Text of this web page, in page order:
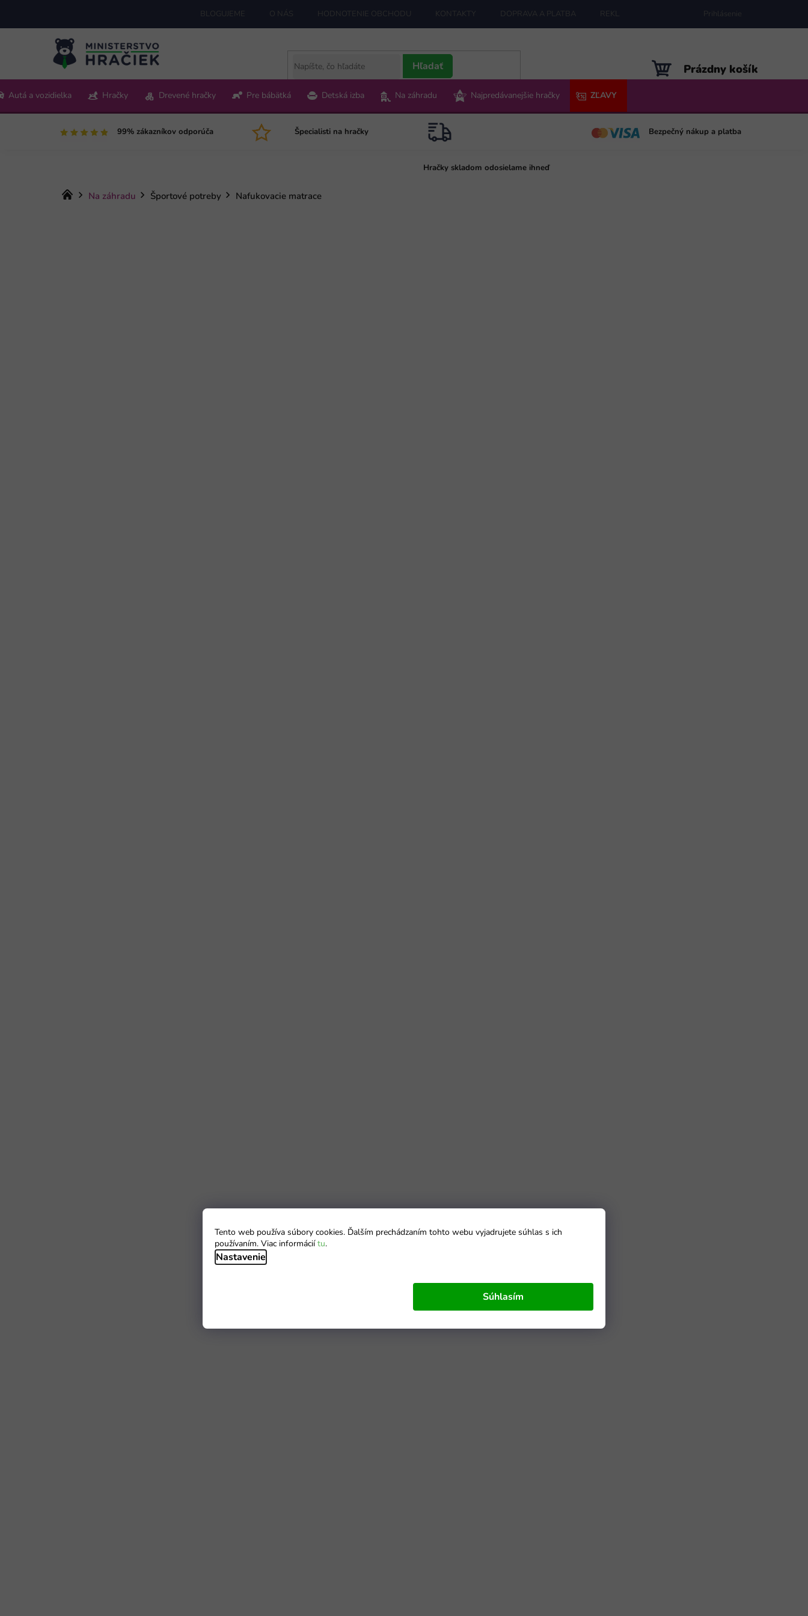
Tento web používa súbory cookies. Ďalším prechádzaním tohto webu vyjadrujete súhlas s ich
používaním. Viac informáciítu.
Nastavenie
Súhlasím
obsah
BLOGUJEME O NÁS HODNOTENIE OBCHODU KONTAKTY DOPRAVA A PLATBA REKLAMÁCIE MAPA SERVERU
Prihlásenie
Pon-Pia 9:00-15:00
Hľadať
NÁKUPNÝ
KOŠÍK
Prázdny košík
Autá a vozidielka Hračky Drevené hračky Pre bábätká Detská izba Na záhradu Najpredávanejšie hračky ZĽAVY
99% zákazníkov odporúča Špecialisti na hračky
Hračky skladom odosielame ihneď
Bezpečný nákup a platba
DomovNa záhradu Športové potreby Nafukovacie matrace